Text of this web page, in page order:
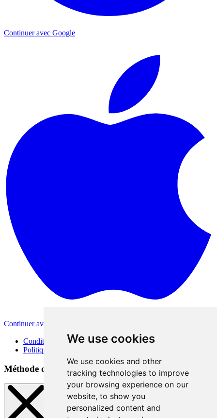
We use cookies
We use cookies and other
tracking technologies to improve
your browsing experience on our
website, to show you
personalized content and
Continuer avec Google
Continuer avec Apple
Conditions d'utilisation
Politique de confidentialité
Méthode de connexion